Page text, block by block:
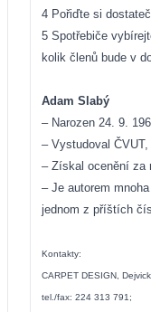
4 Pořiďte si
5 Spotřebiče
kolik členů bude v
Adam Slabý
– Narozen 24. 9.
– Vystudoval
– Získal ocenění za
– Je autorem
jednom z příštích
Kontakty:
CARPET DESIGN,
tel./fax: 224 313 791;